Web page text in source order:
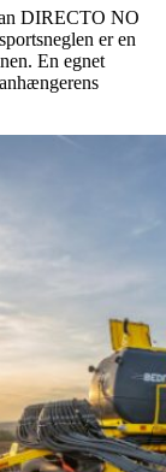
DIRECTO NO
er en
En egnet